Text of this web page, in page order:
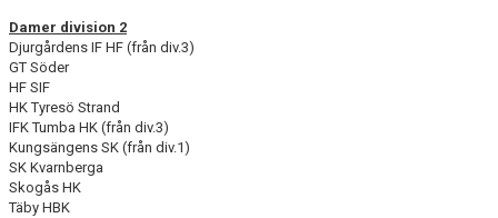
Damer division 2
Djurgårdens IF HF (från div.3)
GT Söder
HF SIF
HK Tyresö Strand
IFK Tumba HK (från div.3)
Kungsängens SK (från div.1)
SK Kvarnberga
Skogås HK
Täby HBK